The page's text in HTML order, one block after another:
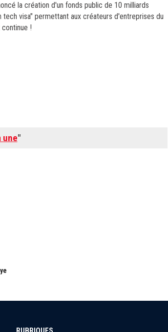
la création d'un fonds public de 10 milliards
visa" permettant aux créateurs d'entreprises du
!
une"